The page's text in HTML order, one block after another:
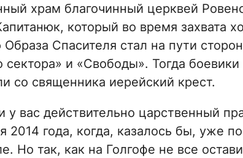
храм благочинный церквей
который во время захвата
Спасителя стал на пути
сектора» и «Свободы». Тогда боевики
со священника иерейский крест.
у вас действительно царственный
2014 года, когда, казалось бы, уже
Но так, как на Голгофе не все